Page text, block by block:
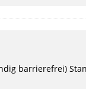
barrierefrei)